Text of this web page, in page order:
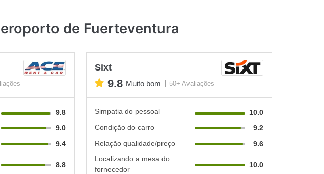
de Fuerteventura
9.8
9.0
9.4
8.8
Sixt
9.8 Muito bom 50+ Avaliações
Simpatia do pessoal
10.0
Condição do carro
9.2
Relação qualidade/preço
9.6
Localizando a mesa do
fornecedor
10.0